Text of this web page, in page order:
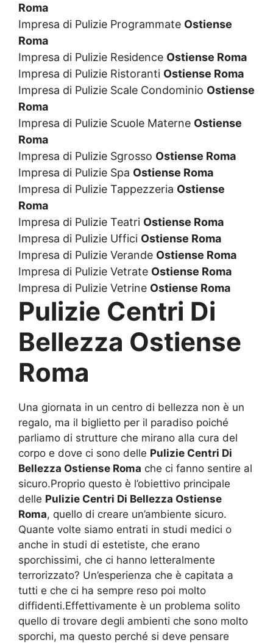
Roma
Impresa di Pulizie Programmate Ostiense
Roma
Impresa di Pulizie Residence Ostiense Roma
Impresa di Pulizie Ristoranti Ostiense Roma
Impresa di Pulizie Scale Condominio Ostiense
Roma
Impresa di Pulizie Scuole Materne Ostiense
Roma
Impresa di Pulizie Sgrosso Ostiense Roma
Impresa di Pulizie Spa Ostiense Roma
Impresa di Pulizie Tappezzeria Ostiense
Roma
Impresa di Pulizie Teatri Ostiense Roma
Impresa di Pulizie Uffici Ostiense Roma
Impresa di Pulizie Verande Ostiense Roma
Impresa di Pulizie Vetrate Ostiense Roma
Impresa di Pulizie Vetrine Ostiense Roma
Pulizie Centri Di
Bellezza Ostiense
Roma
Una giornata in un centro di bellezza non è un
regalo, ma il biglietto per il paradiso poiché
parliamo di strutture che mirano alla cura del
corpo e dove ci sono delle Pulizie Centri Di
Bellezza Ostiense Roma che ci fanno sentire al
sicuro.Proprio questo è l’obiettivo principale
delle Pulizie Centri Di Bellezza Ostiense
Roma, quello di creare un’ambiente sicuro.
Quante volte siamo entrati in studi medici o
anche in studi di estetiste, che erano
sporchissimi, che ci hanno letteralmente
terrorizzato? Un’esperienza che è capitata a
tutti e che ci ha sempre reso poi molto
diffidenti.Effettivamente è un problema solito
quello di trovare degli ambienti che sono molto
sporchi, ma questo perché si deve pensare